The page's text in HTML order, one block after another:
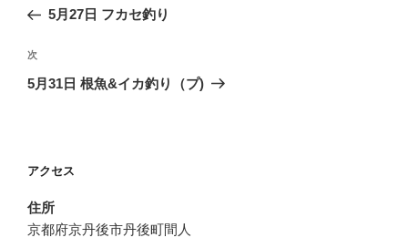
ナ
ビ
ゲ
ン
の
稿
5月27日 フカセ釣り
次
の
次
5月31日 根魚&イカ釣り（プ)
アクセス
住所
京都府京丹後市丹後町間人